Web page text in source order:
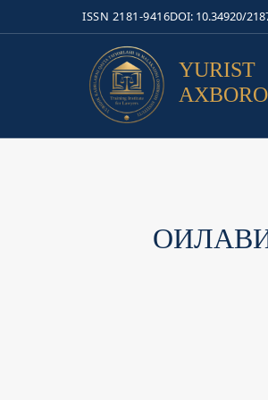
ISSN 2181-9416DOI: 10.34920/
YURIST